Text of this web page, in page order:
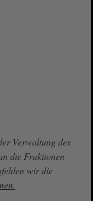
Verwaltung des
die Fraktionen
wir die